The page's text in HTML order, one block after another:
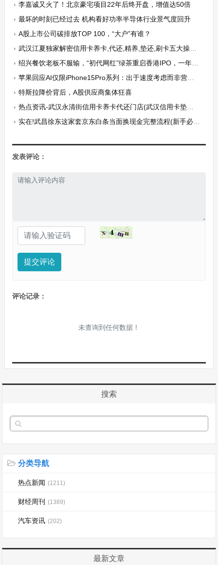
李嘉诚又火了！北京豪宅项目22年后终开盘，增值达50倍
最坏的时刻已经过去 机构看好功率半导体行业景气度回升
A股上市公司碳排放TOP 100，“大户”有谁？
武汉江夏独家解密信用卡养卡,代还,精养,垫还,刷卡五大操作细节
绍兴餐饮老板不服输，“初代网红”绿茶重启香港IPO，一年收入超30亿
苹果回应AI仅限iPhone15Pro系列：出于速度考虑而非营销套路
特斯拉降价背后，A股供应商集体狂喜
热点资讯-武汉永清街信用卡养卡代还门店(武汉信用卡垫还联系方式） ​
实在!武昌徐东这家套京东白条当面换现金完整流程(新手必须知道的方法)
发表评论：
提交评论
评论记录：
未查询到任何数据！
搜索
分类导航
热点新闻 (1211)
财经周刊 (1389)
汽车资讯 (202)
最新文章